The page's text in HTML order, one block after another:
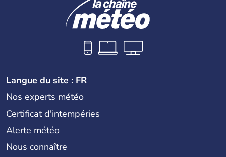
Langue du site : FR
Nos experts météo
Certificat d'intempéries
Alerte météo
Nous connaître